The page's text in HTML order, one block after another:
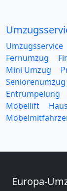
Umzugsservice
Fernumzug
Mini Umzug
Seniorenumzug
Entrümpelung
Möbellift
Europa-